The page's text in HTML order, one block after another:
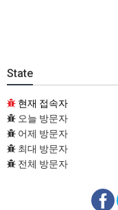
State
현재 접속자
오늘 방문자
어제 방문자
최대 방문자
전체 방문자